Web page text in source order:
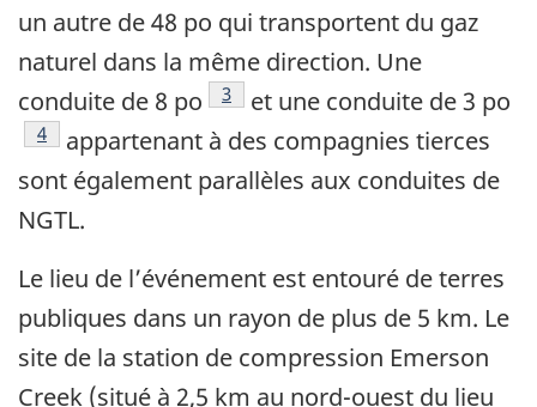
un autre de 48 po qui transportent du gaz
naturel dans la même direction. Une
conduite de 8 po
3 et une conduite de 3 po
4
appartenant à des compagnies tierces
sont également parallèles aux conduites de
NGTL.
Le lieu de l’événement est entouré de terres
publiques dans un rayon de plus de 5 km. Le
site de la station de compression Emerson
Creek (situé à 2,5 km au nord-ouest du lieu